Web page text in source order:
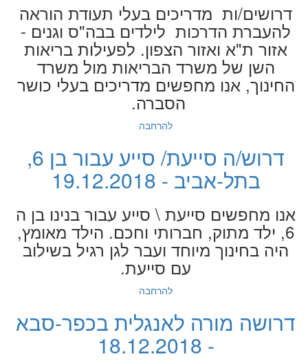
דרושים/ות מדריכים בעלי תעודת הוראה
להעברת הדרכות לילדים בבה"ס וגנים -
אזור ת"א ואזור הצפון. לפעילות בריאות
השן של משרד הבריאות מול משרד
החינוך, אנו מחפשים מדריכים בעלי כושר
הסברה.
להרחבה
דרוש/ה סייעת/ סייע עבור בן 6,
בתל-אביב - 19.12.2018
אנו מחפשים סייעת \ סייע עבור בנינו בן ה
6, ילד מתוק, חברותי וחכם. הילד מאומץ,
היה בחינוך מיוחד ועבר לגן רגיל בשילוב
עם סייעת.
להרחבה
דרושה מורה לאנגלית בכפר-סבא
- 18.12.2018